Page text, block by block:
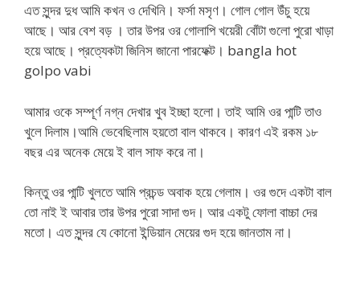
এত সুন্দর দুধ আমি কখন ও দেখিনি। ফর্সা মসৃণ। গোল গোল উঁচু হয়ে
আছে। আর বেশ বড় । তার উপর ওর গোলাপি খয়েরী বোঁটা গুলো পুরো খাড়া
হয়ে আছে। প্রত্যেকটা জিনিস জানো পারফেক্ট। bangla hot
golpo vabi
আমার ওকে সম্পূর্ণ নগ্ন দেখার খুব ইচ্ছা হলো। তাই আমি ওর পান্টি তাও
খুলে দিলাম।আমি ভেবেছিলাম হয়তো বাল থাকবে। কারণ এই রকম ১৮
বছর এর অনেক মেয়ে ই বাল সাফ করে না।
কিন্তু ওর পান্টি খুলতে আমি প্রচন্ড অবাক হয়ে গেলাম। ওর গুদে একটা বাল
তো নাই ই আবার তার উপর পুরো সাদা গুদ। আর একটু ফোলা বাচ্চা দের
মতো। এত সুন্দর যে কোনো ইন্ডিয়ান মেয়ের গুদ হয়ে জানতাম না।